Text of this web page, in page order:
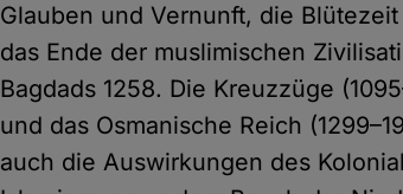
Glauben und Vernunft, die
das Ende der muslimischen
Bagdads 1258. Die Kreuzzüge
und das Osmanische Reich
auch die Auswirkungen des